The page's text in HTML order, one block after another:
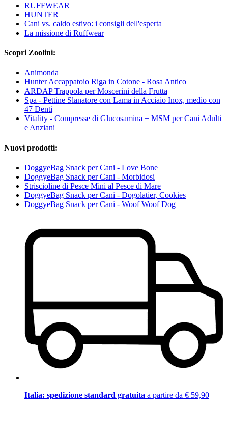
RUFFWEAR
HUNTER
Cani vs. caldo estivo: i consigli dell'esperta
La missione di Ruffwear
Scopri Zoolini:
Animonda
Hunter Accappatoio Riga in Cotone - Rosa Antico
ARDAP Trappola per Moscerini della Frutta
Spa - Pettine Slanatore con Lama in Acciaio Inox, medio con
47 Denti
Vitality - Compresse di Glucosamina + MSM per Cani Adulti
e Anziani
Nuovi prodotti:
DoggyeBag Snack per Cani - Love Bone
DoggyeBag Snack per Cani - Morbidosi
Striscioline di Pesce Mini al Pesce di Mare
DoggyeBag Snack per Cani - Dogolatier, Cookies
DoggyeBag Snack per Cani - Woof Woof Dog
Italia: spedizione standard gratuita a partire da € 59,90